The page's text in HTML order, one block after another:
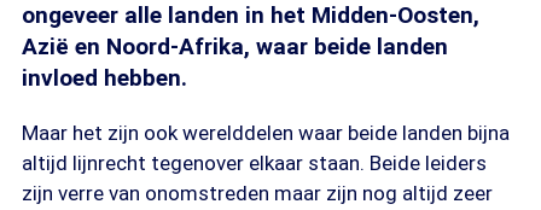
ongeveer alle landen in het Midden-Oosten,
Azië en Noord-Afrika, waar beide landen
invloed hebben.
Maar het zijn ook werelddelen waar beide landen bijna
altijd lijnrecht tegenover elkaar staan. Beide leiders
zijn verre van onomstreden maar zijn nog altijd zeer